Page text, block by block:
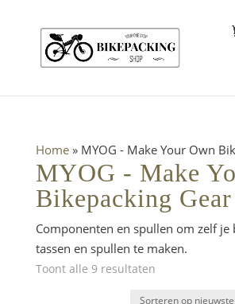
Home» MYOG - Make Your Own
MYOG - Make
Bikepacking Gear
Componenten en spullen om zelf je
tassen en spullen te maken.
Toont alle 9 resultatenGesorteerd